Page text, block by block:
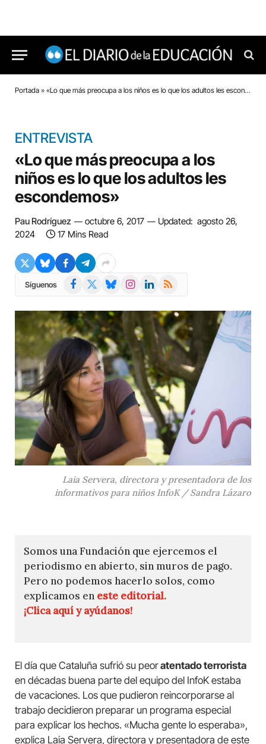
Portada » «Lo que más preocupa a los niños es lo que los adultos les escondemos»
ENTREVISTA
«Lo que más preocupa a los
niños es lo que los adultos les
escondemos»
Pau Rodríguez octubre 6, 2017 Updated: agosto 26,
2024
17 Mins Read
Síguenos Facebook BlueskyInstagramLinkedIn
RSS
Laia Servera, directora y presentadora de los
informativos para niños InfoK / Sandra Lázaro
Somos una Fundación que ejercemos el
periodismo en abierto, sin muros de pago.
Pero no podemos hacerlo solos, como
explicamos en este editorial.
¡Clica aquí y ayúdanos!
El día que Cataluña sufrió su peoratentado terrorista
en décadas buena parte del equipo del InfoK estaba
de vacaciones. Los que pudieron reincorporarse al
trabajo decidieron preparar un programa especial
para explicar los hechos. «Mucha gente lo esperaba»,
explica Laia Servera, directora y presentadora de este